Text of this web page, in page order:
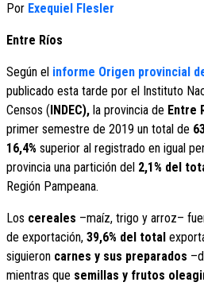
Por Exequiel Flesler
Entre Ríos
Según el informe Origen provincial
publicado esta tarde por el Instituto
Censos (INDEC), la provincia de Entre
primer semestre de 2019 un total de
16,4% superior al registrado en igual
provincia una partición del 2,1% del
Región Pampeana.
Los cereales –maíz, trigo y arroz–
de exportación, 39,6% del total
siguieron carnes y sus preparados
mientras que semillas y frutos